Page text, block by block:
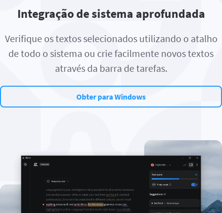
Integração de sistema aprofundada
Verifique os textos selecionados utilizando o atalho
de todo o sistema ou crie facilmente novos textos
através da barra de tarefas.
Obter para Windows